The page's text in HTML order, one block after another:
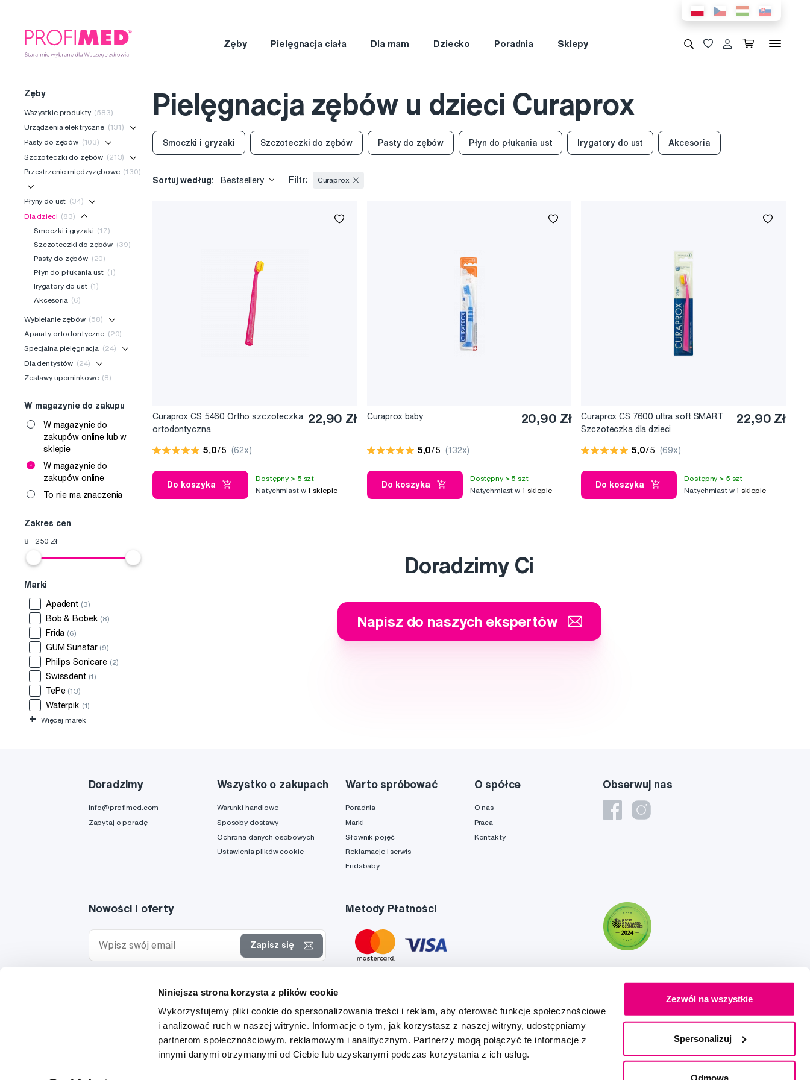
Niniejsza strona korzysta z plików cookie
Wykorzystujemy pliki cookie do spersonalizowania treści i reklam, aby oferować funkcje społecznościowe
i analizować ruch w naszej witrynie. Informacje o tym, jak korzystasz z naszej witryny, udostępniamy
partnerom społecznościowym, reklamowym i analitycznym. Partnerzy mogą połączyć te informacje z
innymi danymi otrzymanymi od Ciebie lub uzyskanymi podczas korzystania z ich usług.
Zezwól na wszystkie
Spersonalizuj
Odmowa
Zęby Pielęgnacja ciała Dla mam Dziecko Poradnia Sklepy
Zęby
Wszystkie produkty (583)
Urządzenia elektryczne (131)
Pasty do zębów (103)
Szczoteczki do zębów (213)
Przestrzenie międzyzębowe (130)
Płyny do ust (34)
Dla dzieci (83)
Smoczki i gryzaki (17)
Szczoteczki do zębów (39)
Pasty do zębów (20)
Płyn do płukania ust (1)
Irygatory do ust (1)
Akcesoria (6)
Wybielanie zębów (58)
Aparaty ortodontyczne (20)
Specjalna pielęgnacja (24)
Dla dentystów (24)
Zestawy upominkowe (8)
W magazynie do zakupu
W magazynie do
zakupów online lub w
sklepie
W magazynie do
zakupów online
To nie ma znaczenia
Zakres cen
8—250 Zł
Marki
Apadent (3)
Bob & Bobek (8)
Frida (6)
GUM Sunstar (9)
Philips Sonicare (2)
Swissdent (1)
TePe (13)
Waterpik (1)
+ Więcej marek
Pielęgnacja zębów u dzieci Curaprox
Smoczki i gryzaki Szczoteczki do zębów Pasty do zębów Płyn do płukania ust Irygatory do ust Akcesoria
Sortuj według: Bestsellery Filtr: Curaprox
Curaprox CS 5460 Ortho szczoteczka
ortodontyczna
22,90 Zł
5,0/5 (62x)
Do koszyka
Dostępny > 5 szt
Natychmiast w1 sklepie
Curaprox baby 20,90 Zł
5,0/5 (132x)
Do koszyka
Dostępny > 5 szt
Natychmiast w 1 sklepie
Curaprox CS 7600 ultra soft SMART
Szczoteczka dla dzieci
22,90 Zł
5,0/5 (69x)
Do koszyka
Dostępny > 5 szt
Natychmiast w1 sklepie
Doradzimy Ci
Napisz do naszych ekspertów
Obserwuj nas
Doradzimy
info@profimed.com
Zapytaj o poradę
Wszystko o zakupach
Warunki handlowe
Sposoby dostawy
Ochrona danych osobowych
Ustawienia plików cookie
Warto spróbować
Poradnia
Marki
Słownik pojęć
Reklamacje i serwis
Fridababy
O spółce
O nas
Praca
Kontakty
Nowości i oferty
Zapisz się
specjalnych i wyrażam zgodę naprzetwarzanie danych
w tym celu.
Metody Płatności
Tato stránka je chráněna službou reCAPTCHA a platí zdeZásady ochrany soukromí a
Stworzony z miłościąIZON+2FRESH